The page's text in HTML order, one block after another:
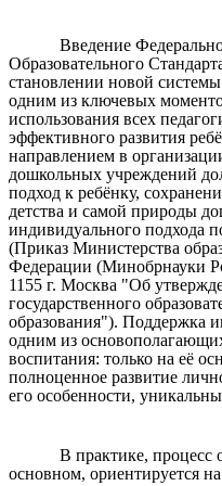
Введение
Образовательного
становлении новой
одним из ключевых
использования всех
эффективного развития
направлением в
дошкольных учреждений
подход к ребёнку,
детства и самой природы
индивидуального подхода
(Приказ Министерства
Федерации (Минобрнауки
1155 г. Москва "Об
государственного
образования"). Поддержка
одним из
воспитания: только на её
полноценное развитие
его особенности,
В практике, процесс
основном, ориентируется